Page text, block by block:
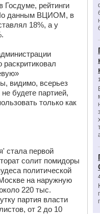
рейтинги
По данным ВЦИОМ, в
18%, а у
раскритиковал
видимо, всерьез
будете партией,
только как
стала первой
солит помидоры
политической
на наружную
220 тыс.
партия власти
от 2 до 10